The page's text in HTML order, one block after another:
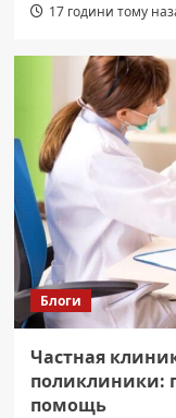
17 години тому
Блоги
Частная
поликлиники:
помощь